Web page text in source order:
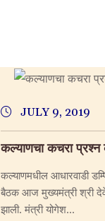
JULY 9, 2019
कल्याणचा कचरा
कल्याणमधील आधारवाडी
बैठक आज मुख्यमंत्री श्री
झाली. मंत्री योगेश...